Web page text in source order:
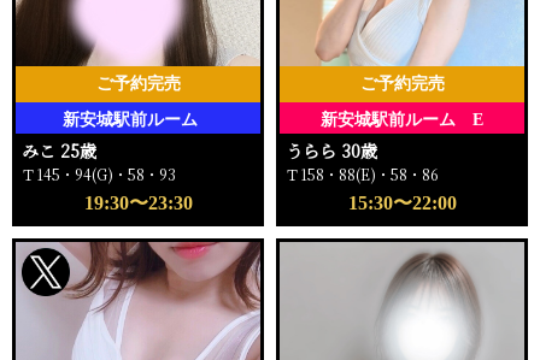
新安城駅前ルーム
ご予約完売
みこ 25歳
Ｔ145・94(G)・58・93
19:30〜23:30
新安城駅前ルーム E
ご予約完売
うらら 30歳
Ｔ158・88(E)・58・86
15:30〜22:00